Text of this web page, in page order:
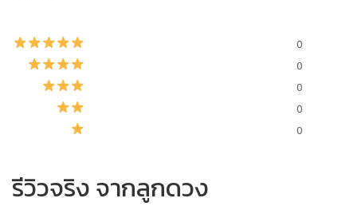
0
0
0
0
0
รีวิวจริง จากลูกดวง